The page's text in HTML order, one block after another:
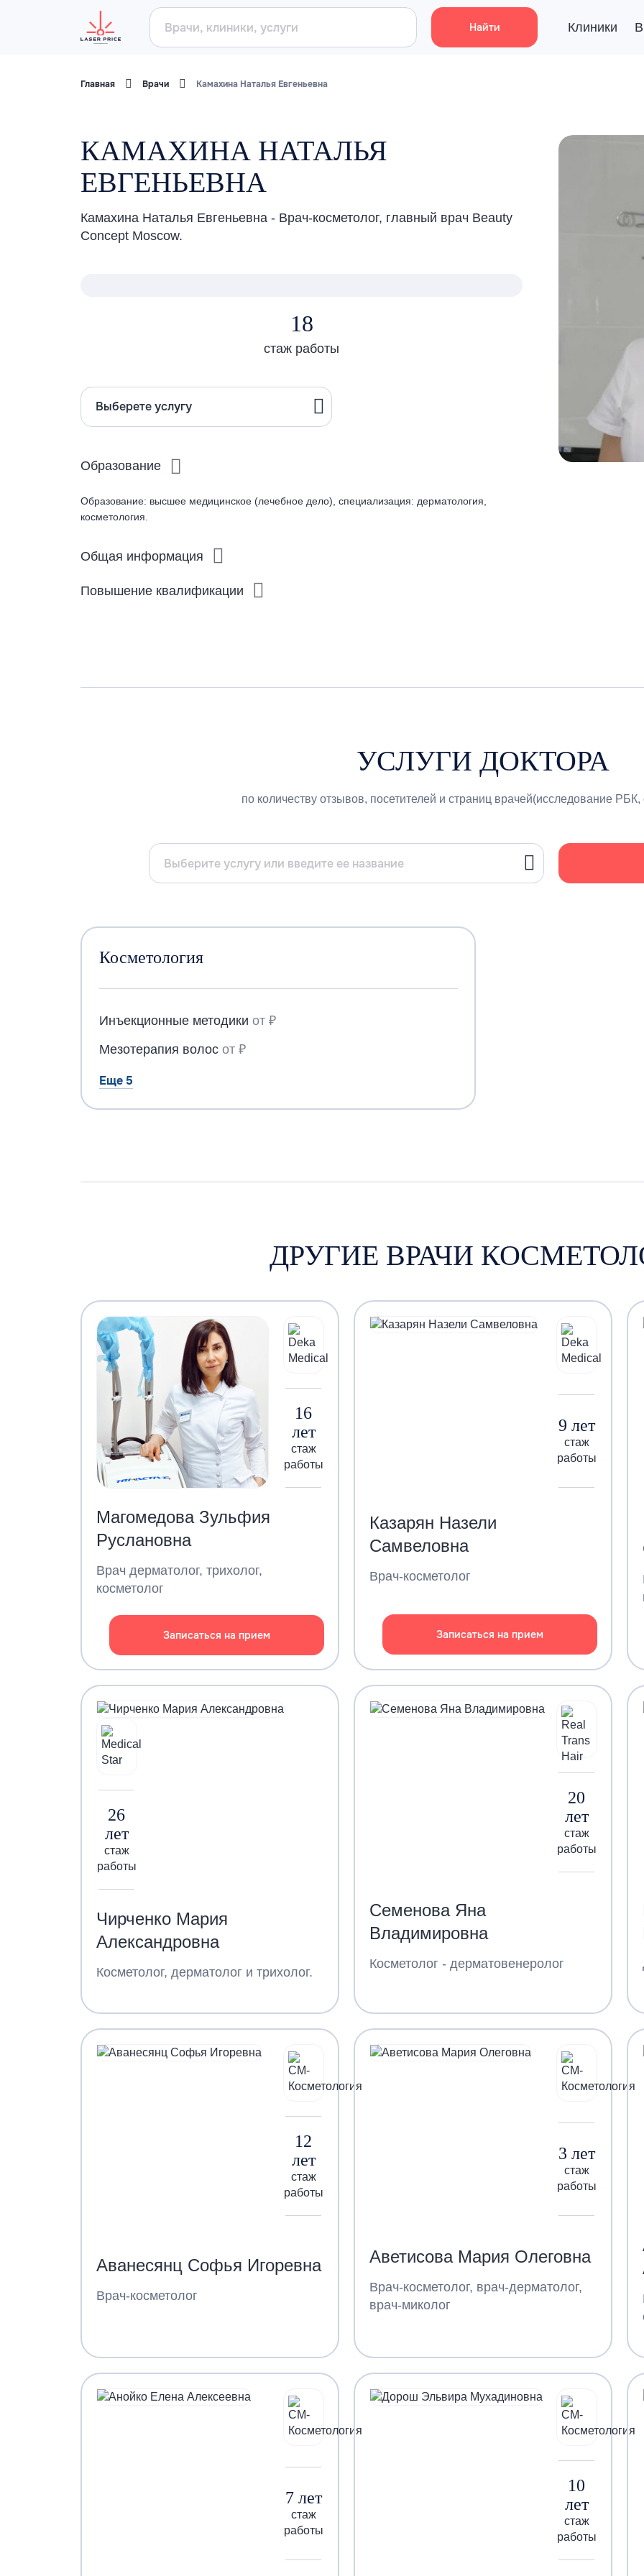
Найти Клиники
Главная Врачи Камахина Наталья Евгеньевна
КАМАХИНА НАТАЛЬЯ
ЕВГЕНЬЕВНА
Камахина Наталья Евгеньевна - Врач-косметолог, главный врач Beauty
Concept Moscow.
18
стаж работы
Выберете услугу
Образование
Образование: высшее медицинское (лечебное дело), специализация: дерматология,
косметология.
Общая информация
Повышение квалификации
УСЛУГИ ДОКТОРА
по количеству отзывов, посетителей и страниц врачей(исследование РБК,
Косметология
Инъекционные методики от ₽
Мезотерапия волос от ₽
Еще 5
ДРУГИЕ ВРАЧИ
16
лет
стаж
работы
Магомедова Зульфия
Руслановна
Врач дерматолог, трихолог,
косметолог
Записаться на прием
9 лет
стаж
работы
Казарян Назели
Самвеловна
Врач-косметолог
Записаться на прием
26
лет
стаж
работы
Чирченко Мария
Александровна
Косметолог, дерматолог и трихолог.
20
лет
стаж
работы
Семенова Яна
Владимировна
Косметолог - дерматовенеролог
12
лет
стаж
работы
Аванесянц Софья Игоревна
Врач-косметолог
3 лет
стаж
работы
Аветисова Мария Олеговна
Врач-косметолог, врач-дерматолог,
врач-миколог
7 лет
стаж
работы
10
лет
стаж
работы